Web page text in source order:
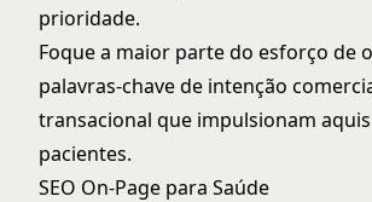
prioridade.
Foque a maior parte do esforço de
palavras-chave de intenção
transacional que impulsionam
pacientes.
SEO On-Page para Saúde